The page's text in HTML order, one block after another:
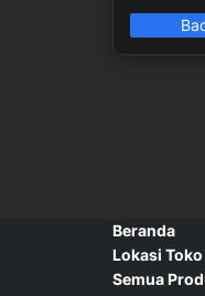
Beranda
Lokasi Toko
Semua